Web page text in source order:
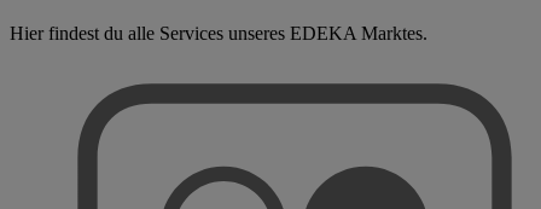
Hier findest du alle Services unseres EDEKA Marktes.